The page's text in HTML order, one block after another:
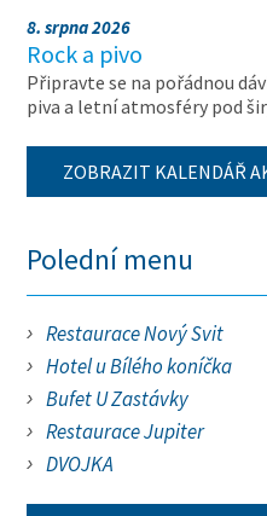
8. srpna 2026
Rock a pivo
Připravte se na pořádnou
piva a letní atmosféry pod
ZOBRAZIT KALENDÁŘ
Polední menu
Restaurace Nový Svit
Hotel u Bílého koníčka
Bufet U Zastávky
Restaurace Jupiter
DVOJKA